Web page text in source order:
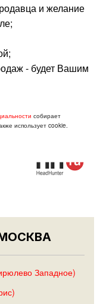
и желание
- будет Вашим
Западное)
собирает
использует cookie.